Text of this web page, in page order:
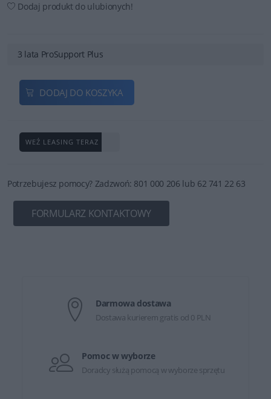
Dodaj produkt do ulubionych!
3 lata ProSupport Plus
DODAJ DO KOSZYKA
WEŹ LEASING TERAZ
Potrzebujesz pomocy? Zadzwoń: 801 000 206 lub 62 741 22 63
FORMULARZ KONTAKTOWY
Darmowa dostawa
Dostawa kurierem gratis od 0 PLN
Pomoc w wyborze
Doradcy służą pomocą w wyborze sprzętu